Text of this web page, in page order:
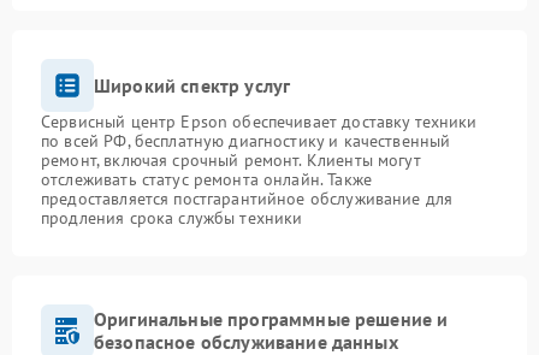
Широкий спектр услуг
Сервисный центр Epson обеспечивает доставку техники
по всей РФ, бесплатную диагностику и качественный
ремонт, включая срочный ремонт. Клиенты могут
отслеживать статус ремонта онлайн. Также
предоставляется постгарантийное обслуживание для
продления срока службы техники
Оригинальные программные решение и
безопасное обслуживание данных